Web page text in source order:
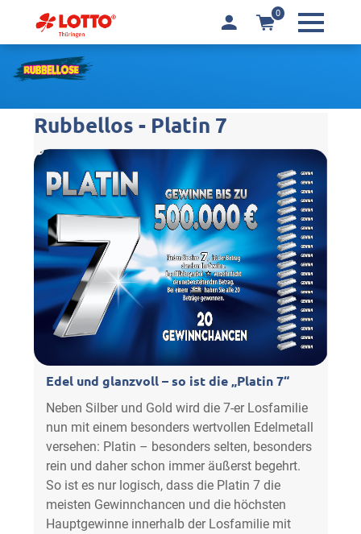
0
Rubbellos - Platin 7
Edel und glanzvoll – so ist die „Platin 7“
Neben Silber und Gold wird die 7-er Losfamilie
nun mit einem besonders wertvollen Edelmetall
versehen: Platin – besonders selten, besonders
rein und daher schon immer äußerst begehrt.
So ist es nur logisch, dass die Platin 7 die
meisten Gewinnchancen und die höchsten
Hauptgewinne innerhalb der Losfamilie mit